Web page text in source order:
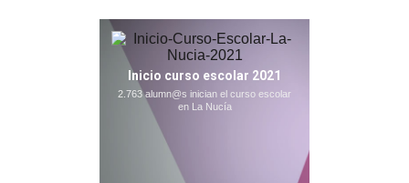
Inicio curso escolar 2021
2.763 alumn@s inician el curso escolar
en La Nucía